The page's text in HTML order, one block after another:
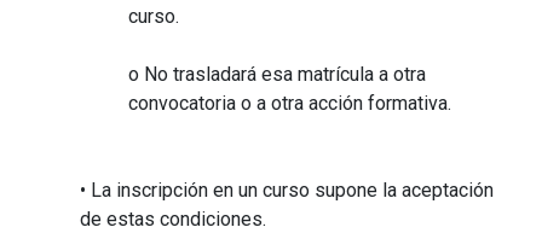
curso.
o No trasladará esa matrícula a otra
convocatoria o a otra acción formativa.
• La inscripción en un curso supone la aceptación
de estas condiciones.